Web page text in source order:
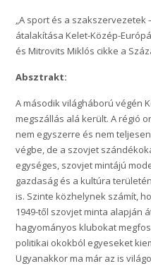
„A sport és a
átalakítása Kelet-Közép-
és Mitrovits Miklós cikke a
Absztrakt:
A második világháború végén
megszállás alá került. A régió
nem egyszerre és nem
végbe, de a szovjet
egységes, szovjet mintájú
gazdaság és a kultúra
is. Szinte közhelynek számít,
1949-től szovjet minta alapján
hagyományos klubokat
politikai okokból egyeseket
Ugyanakkor ma már az is